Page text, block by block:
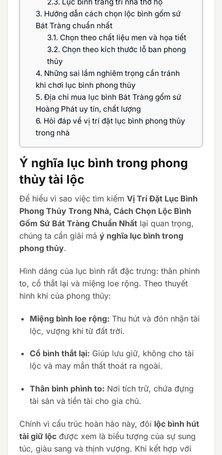
3. Hướng dẫn cách chọn lộc bình gốm sứ
Bát Tràng chuẩn nhất
3.1. Chọn theo chất liệu men và họa tiết
3.2. Chọn theo kích thước lỗ ban phong
thủy
4. Những sai lầm nghiêm trọng cần tránh
khi chơi lục bình phong thủy
5. Địa chỉ mua lục bình Bát Tràng gốm sứ
Hoàng Phát uy tín, chất lượng
6. Hỏi đáp về vị trí đặt lục bình phong thủy
trong nhà
Ý nghĩa lục bình trong phong
thủy tài lộc
Để hiểu vì sao việc tìm kiếm Vị Trí Đặt Lục Bình
Phong Thủy Trong Nhà, Cách Chọn Lộc Bình
Gốm Sứ Bát Tràng Chuẩn Nhất lại quan trọng,
chúng ta cần giải mã ý nghĩa lục bình trong
phong thủy.
Hình dáng của lục bình rất đặc trưng: thân phình
to, cổ thắt lại và miệng loe rộng. Theo thuyết
hình khí của phong thủy:
Miệng bình loe rộng: Thu hút và đón nhận tài
lộc, vượng khí từ đất trời.
Cổ bình thắt lại: Giúp lưu giữ, không cho tài
lộc và may mắn thất thoát ra ngoài.
Thân bình phình to: Nơi tích trữ, chứa đựng
tài sản và tiền tài cho gia chủ.
Chính vì cấu trúc hoàn hảo này, đôi lộc bình hút
tài giữ lộc được xem là biểu tượng của sự sung
túc, giàu sang và thịnh vượng. Khi kết hợp với